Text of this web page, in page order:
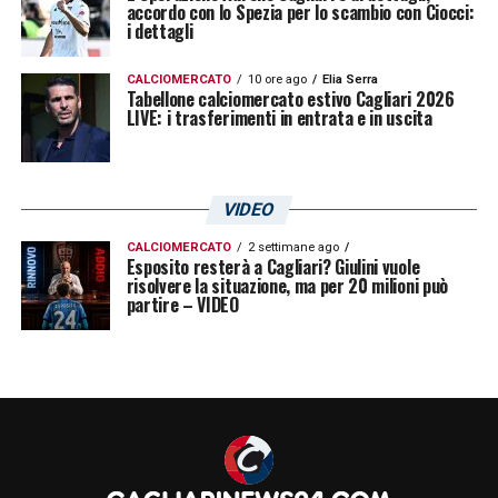
accordo con lo Spezia per lo scambio con Ciocci:
i dettagli
CALCIOMERCATO 10 ore ago Elia Serra
Tabellone calciomercato estivo Cagliari 2026
LIVE: i trasferimenti in entrata e in uscita
VIDEO
CALCIOMERCATO 2 settimane ago
Esposito resterà a Cagliari? Giulini vuole
risolvere la situazione, ma per 20 milioni può
partire – VIDEO